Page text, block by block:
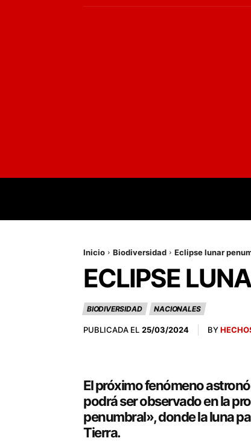
Inicio Biodiversidad Eclipse lunar
ECLIPSE
BIODIVERSIDAD NACIONALES
PUBLICADA EL 25/03/2024 BY
El próximo fenómeno
podrá ser observado en la
penumbral», donde la luna
Tierra.